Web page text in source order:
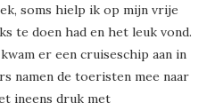
soms hielp ik op mijn vrije
te doen had en het leuk vond.
er een cruiseschip aan in
namen de toeristen mee naar
ineens druk met